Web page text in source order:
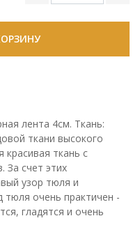
лента 4см. Ткань:
ткани высокого
красивая ткань с
За счет этих
узор тюля и
тюля очень практичен -
гладятся и очень